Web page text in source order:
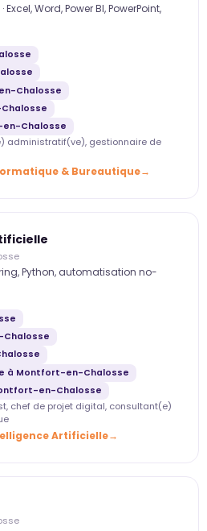
Word, Power BI, PowerPoint,
Chalosse
Chalosse
administratif(ve), gestionnaire de
& Bureautique
Python, automatisation no-
à Montfort-en-Chalosse
en-Chalosse
chef de projet digital, consultant(e)
Artificielle